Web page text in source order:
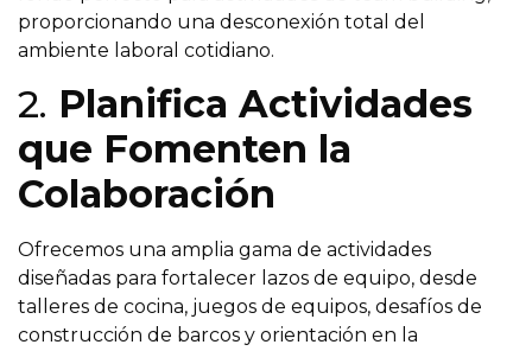
proporcionando una desconexión total del
ambiente laboral cotidiano.
2. Planifica Actividades
que Fomenten la
Colaboración
Ofrecemos una amplia gama de actividades
diseñadas para fortalecer lazos de equipo, desde
talleres de cocina, juegos de equipos, desafíos de
construcción de barcos y orientación en la